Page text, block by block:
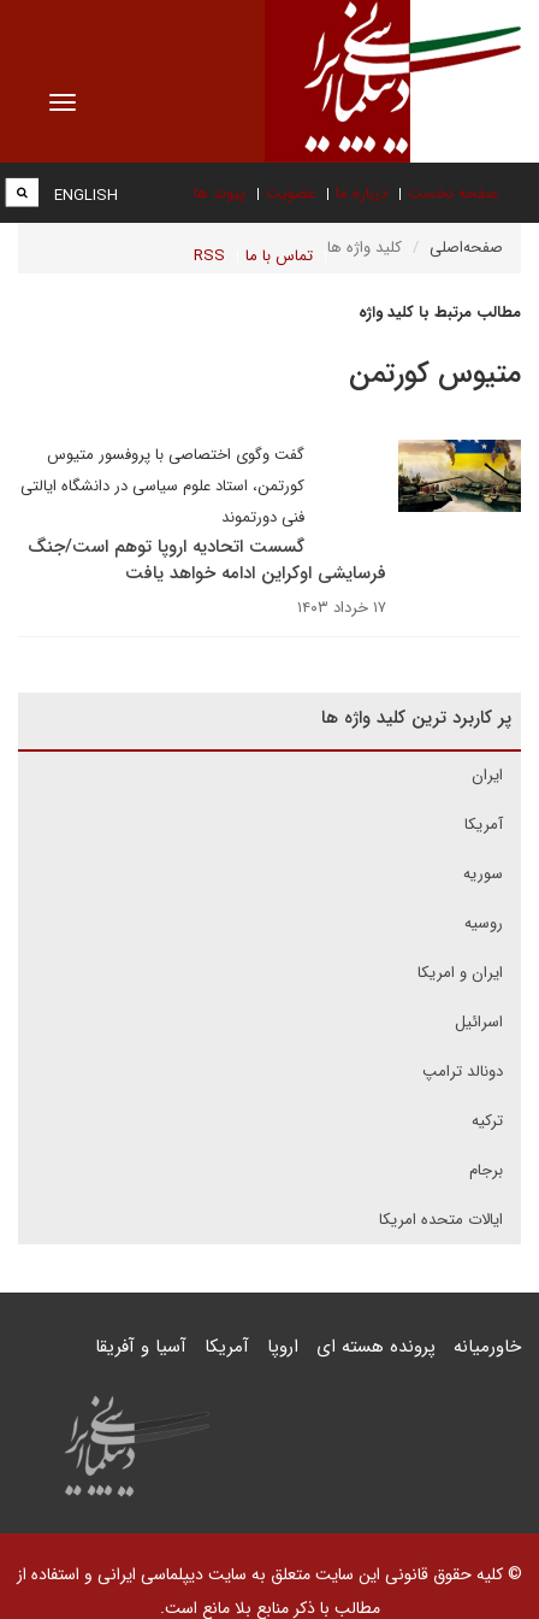
Toggle
صفحه نخست درباره ما عضویت پیوند ها
تماس با ما RSS
ENGLISH
صفحه‌اصلی کلید واژه ها
مطالب مرتبط با کلید واژه
متیوس کورتمن
گفت وگوی اختصاصی با پروفسور متیوس
کورتمن، استاد علوم سیاسی در دانشگاه ایالتی
فنی دورتموند
گسست اتحادیه اروپا توهم است/جنگ
فرسایشی اوکراین ادامه خواهد یافت
۱۷ خرداد ۱۴۰۳
پر کاربرد ترین کلید واژه ها
ایران
آمریکا
سوریه
روسیه
ایران و امریکا
اسرائیل
دونالد ترامپ
ترکیه
برجام
ایالات متحده امریکا
خاورمیانه پرونده هسته ای اروپا آمریکا آسیا و آفریقا
© کلیه حقوق قانونی این سایت متعلق به سایت دیپلماسی ایرانی و استفاده از
مطالب با ذکر منابع بلا مانع است.